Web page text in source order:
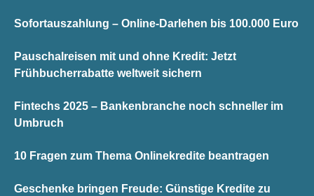
Sofortauszahlung – Online-Darlehen bis 100.000 Euro
Pauschalreisen mit und ohne Kredit: Jetzt
Frühbucherrabatte weltweit sichern
Fintechs 2025 – Bankenbranche noch schneller im
Umbruch
10 Fragen zum Thema Onlinekredite beantragen
Geschenke bringen Freude: Günstige Kredite zu